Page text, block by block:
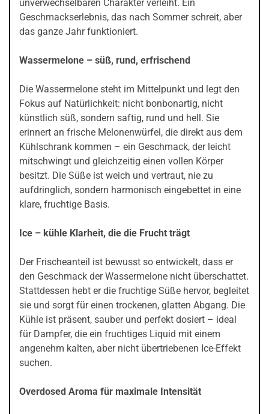
unverwechselbaren Charakter verleiht. Ein
Geschmackserlebnis, das nach Sommer schreit, aber
das ganze Jahr funktioniert.
Wassermelone – süß, rund, erfrischend
Die Wassermelone steht im Mittelpunkt und legt den
Fokus auf Natürlichkeit: nicht bonbonartig, nicht
künstlich süß, sondern saftig, rund und hell. Sie
erinnert an frische Melonenwürfel, die direkt aus dem
Kühlschrank kommen – ein Geschmack, der leicht
mitschwingt und gleichzeitig einen vollen Körper
besitzt. Die Süße ist weich und vertraut, nie zu
aufdringlich, sondern harmonisch eingebettet in eine
klare, fruchtige Basis.
Ice – kühle Klarheit, die die Frucht trägt
Der Frischeanteil ist bewusst so entwickelt, dass er
den Geschmack der Wassermelone nicht überschattet.
Stattdessen hebt er die fruchtige Süße hervor, begleitet
sie und sorgt für einen trockenen, glatten Abgang. Die
Kühle ist präsent, sauber und perfekt dosiert – ideal
für Dampfer, die ein fruchtiges Liquid mit einem
angenehm kalten, aber nicht übertriebenen Ice-Effekt
suchen.
Overdosed Aroma für maximale Intensität